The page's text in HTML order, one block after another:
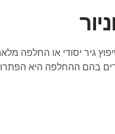
יסודי או החלפה
בהם ההחלפה היא